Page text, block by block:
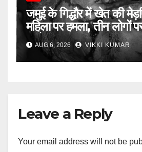
जमुई के गिद्धौर में खेत की
महिला पर हमला, तीन लोगों
आरोप
AUG 6, 2026 VIKKI KUMAR
Leave a Reply
Your email address will not be